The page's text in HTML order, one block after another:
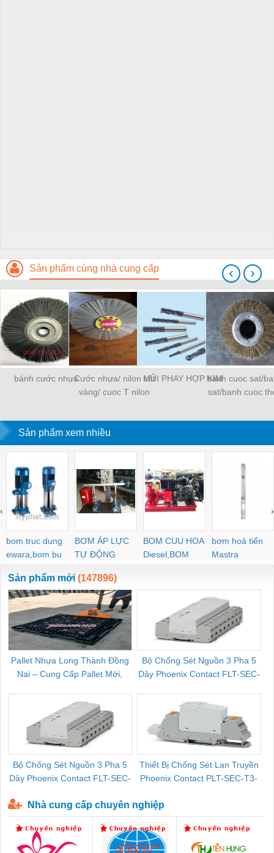
Sản phẩm cùng nhà cung cấp
bánh cước nhựaCước nhựa/ nilon cát
vàng/ cuoc T nilon
MŨI PHAY HỢP KIMbanh cuoc sat/
sat/banh cuoc
‹ ›
Sản phẩm xem nhiều
bom truc dung
ewara,bom bu
ewara
BƠM ÁP LỰC
TỰ ĐỘNG
BOM CUU HOA
Diesel,BOM
CHUA CHAY
bơm hoả tiển
Mastra
‹ ›
Sản phẩm mới (147896)
Pallet Nhựa Long Thành Đồng
Nai – Cung Cấp Pallet Mới,
Bộ Chống Sét Nguồn 3 Pha 5
Dây Phoenix Contact FLT-SEC-
Bộ Chống Sét Nguồn 3 Pha 5
Dây Phoenix Contact FLT-SEC-
Thiết Bị Chống Sét Lan Truyền
Phoenix Contact PLT-SEC-T3-
Nhà cung cấp chuyên nghiệp